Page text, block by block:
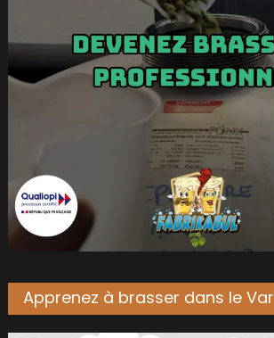
Apprenez à brasser dans le Var